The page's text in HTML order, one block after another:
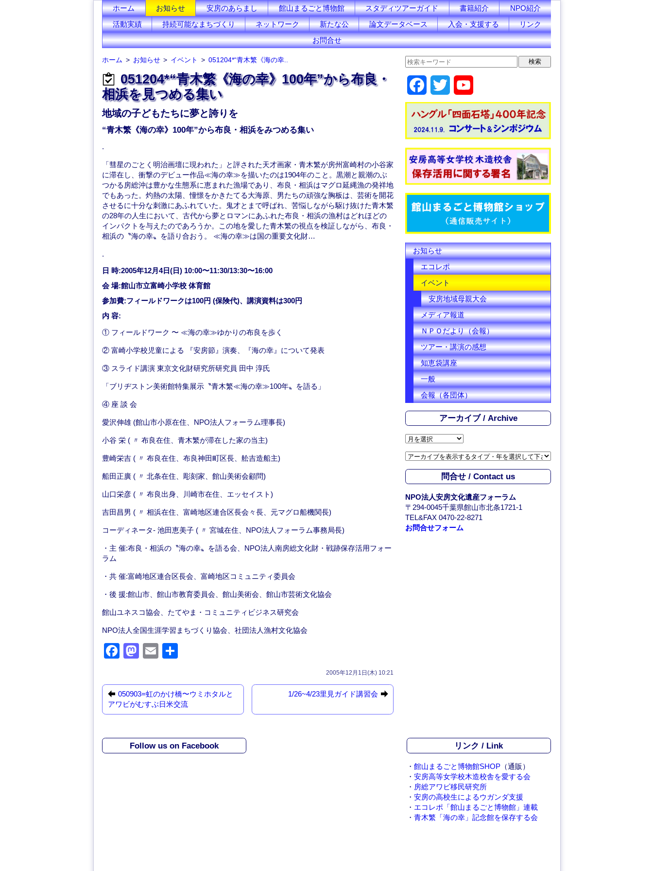
ホーム お知らせ 安房のあらまし 館山まるごと博物館 スタディツアーガイド 書籍紹介
NPO紹介
活動実績
持続可能なまちづくり ネットワーク 新たな公 論文データベース 入会・支援する
リンク
お問合せ
ホーム お知らせ イベント 051204*“青木繁《海の幸..
051204*“青木繁《海の幸》100年”から布良・
相浜を見つめる集い
地域の子どもたちに夢と誇りを
“青木繁《海の幸》100年”から布良・相浜をみつめる集い
.
「彗星のごとく明治画壇に現われた」と評された天才画家・青木繁が房州富崎村の小谷家
に滞在し、衝撃のデビュー作品≪海の幸≫を描いたのは1904年のこと。黒潮と親潮のぶ
つかる房総沖は豊かな生態系に恵まれた漁場であり、布良・相浜はマグロ延縄漁の発祥地
でもあった。灼熱の太陽、憧憬をかきたてる大海原、男たちの頑強な胸板は、芸術を開花
させるに十分な刺激にあふれていた。鬼才とまで呼ばれ、苦悩しながら駆け抜けた青木繁
の28年の人生において、古代から夢とロマンにあふれた布良・相浜の漁村はどれほどの
インパクトを与えたのであろうか。この地を愛した青木繁の視点を検証しながら、布良・
相浜の〝海の幸〟を語り合おう。 ≪海の幸≫は国の重要文化財…
.
日 時:2005年12月4日(日) 10:00〜11:30/13:30〜16:00
会 場:館山市立富崎小学校 体育館
参加費:フィールドワークは100円 (保険代)、講演資料は300円
内 容:
① フィールドワーク 〜 ≪海の幸≫ゆかりの布良を歩く
② 富崎小学校児童による 『安房節』演奏、『海の幸』について発表
③ スライド講演 東京文化財研究所研究員 田中 淳氏
「ブリヂストン美術館特集展示〝青木繁≪海の幸≫100年〟を語る」
④ 座 談 会
愛沢伸雄 (館山市小原在住、NPO法人フォーラム理事長)
小谷 栄 ( 〃 布良在住、青木繁が滞在した家の当主)
豊崎栄吉 ( 〃 布良在住、布良神田町区長、舩吉造船主)
船田正廣 ( 〃 北条在住、彫刻家、館山美術会顧問)
山口栄彦 ( 〃 布良出身、川崎市在住、エッセイスト)
吉田昌男 ( 〃 相浜在住、富崎地区連合区長会々長、元マグロ船機関長)
コーディネータ- 池田恵美子 ( 〃 宮城在住、NPO法人フォーラム事務局長)
・主 催:布良・相浜の〝海の幸〟を語る会、NPO法人南房総文化財・戦跡保存活用フォー
ラム
・共 催:富崎地区連合区長会、富崎地区コミュニティ委員会
・後 援:館山市、館山市教育委員会、館山美術会、館山市芸術文化協会
館山ユネスコ協会、たてやま・コミュニティビジネス研究会
NPO法人全国生涯学習まちづくり協会、社団法人漁村文化協会
F
c
e
b
o
M
st
o
d
n
E
ail
2005年12月1日(木) 10:21
050903=虹のかけ橋〜ウミホタルと
アワビがむすぶ日米交流
1/26~4/23里見ガイド講習会
a
b
o
o
w
i
t
e
o
u
b
e
C
a
n
e
l
お知らせ
エコレポ
イベント
安房地域母親大会
メディア報道
ＮＰＯだより（会報）
ツアー・講演の感想
知恵袋講座
一般
会報（各団体）
アーカイブ / Archive
ア
カ
イ
ブ
A
r
c
h
問合せ / Contact us
NPO法人安房文化遺産フォーラム
〒294-0045千葉県館山市北条1721-1
TEL&FAX 0470-22-8271
お問合せフォーム
Follow us on Facebook リンク / Link
・ 館山まるごと博物館SHOP（通販）
・ 安房高等女学校木造校舎を愛する会
・ 房総アワビ移民研究所
・ 安房の高校生によるウガンダ支援
・ エコレポ「館山まるごと博物館」連載
・ 青木繁「海の幸」記念館を保存する会